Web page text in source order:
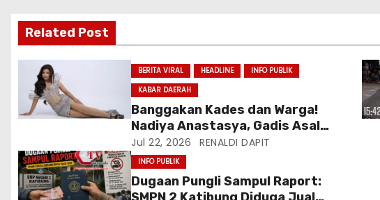
Related Post
BERITA VIRAL HEADLINE
INFO PUBLIK
KABAR DAERAH
Banggakan Kades dan Warga!
Nadiya Anastasya, Gadis Asal
Gunungsari Citeureup Bawa
Nama Jawa Barat ke Miss
Bintang Remaja Indonesia 2026
Jul 22, 2026 RENALDI DAPIT
INFO PUBLIK
Dugaan Pungli Sampul Raport: